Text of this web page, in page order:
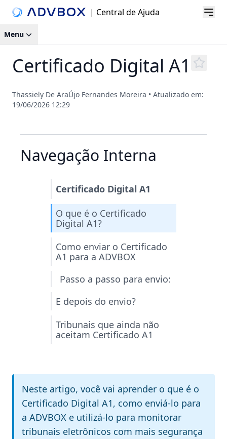
| Central de Ajuda
Menu
Certificado Digital A1
Thassiely De AraÚjo Fernandes Moreira • Atualizado em:
19/06/2026 12:29
Navegação Interna
Certificado Digital A1
O que é o Certificado
Digital A1?
Como enviar o Certificado
A1 para a ADVBOX
Passo a passo para envio:
E depois do envio?
Tribunais que ainda não
aceitam Certificado A1
Neste artigo, você vai aprender o que é o
Certificado Digital A1, como enviá-lo para
a ADVBOX e utilizá-lo para monitorar
tribunais eletrônicos com mais segurança